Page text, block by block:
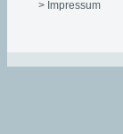
> Impressum